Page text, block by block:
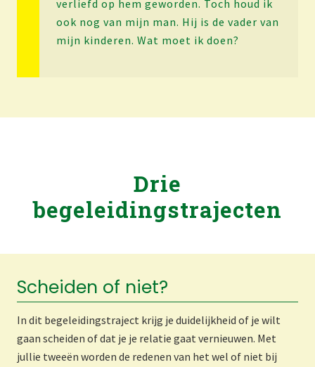
verliefd op hem geworden. Toch houd ik
ook nog van mijn man. Hij is de vader van
mijn kinderen. Wat moet ik doen?
Drie
begeleidingstrajecten
Scheiden of niet?
In dit begeleidingstraject krijg je duidelijkheid of je wilt
gaan scheiden of dat je je relatie gaat vernieuwen. Met
jullie tweeën worden de redenen van het wel of niet bij